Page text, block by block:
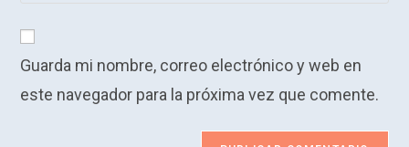
para
para
de
tu
web
Guarda mi nombre, correo electrónico y web en
este navegador para la próxima vez que comente.